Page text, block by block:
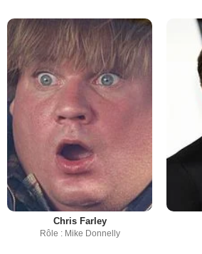
Chris Farley
Rôle : Mike Donnelly